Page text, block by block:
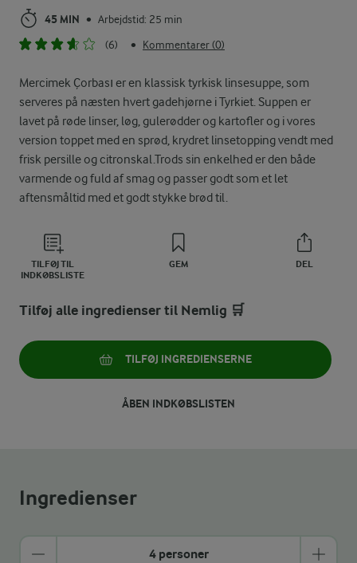
45 MIN • Arbejdstid: 25 min
(6)
• Kommentarer (0)
Mercimek Çorbası er en klassisk tyrkisk linsesuppe, som
serveres på næsten hvert gadehjørne i Tyrkiet. Suppen er
lavet på røde linser, løg, gulerødder og kartofler og i vores
version toppet med en sprød, krydret linsetopping vendt med
frisk persille og citronskal.Trods sin enkelhed er den både
varmende og fuld af smag og passer godt som et let
aftensmåltid med et godt stykke brød til.
TILFØJ TIL
INDKØBSLISTE
GEM DEL
Tilføj alle ingredienser til Nemlig 🛒
TILFØJ INGREDIENSERNE
ÅBEN INDKØBSLISTEN
Ingredienser
4 personer